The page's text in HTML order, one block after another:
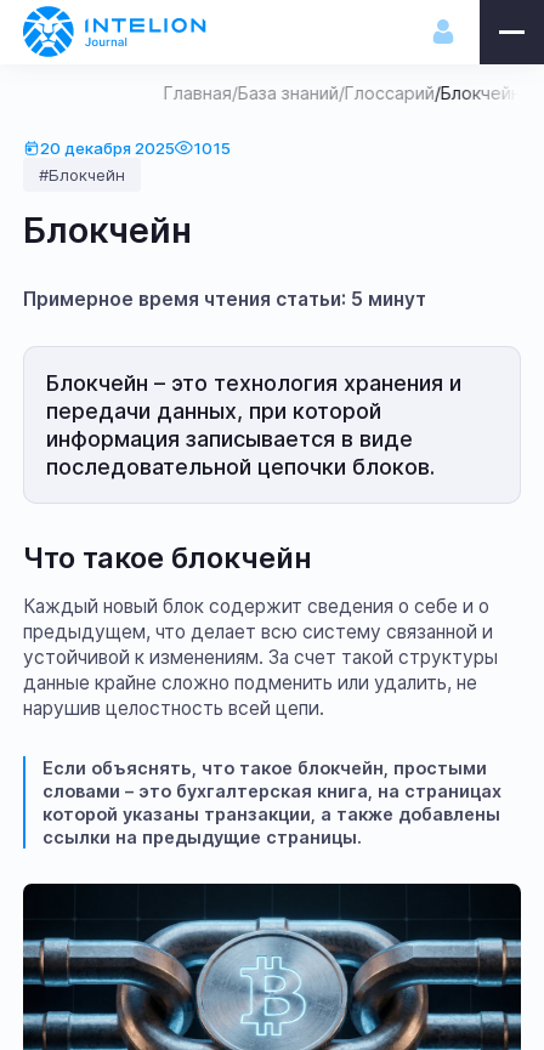
Главная/База знаний/Глоссарий/Блокчейн
20 декабря 2025
1015
#Блокчейн
Блокчейн
Примерное время чтения статьи: 5 минут
Блокчейн – это технология хранения и
передачи данных, при которой
информация записывается в виде
последовательной цепочки блоков.
Что такое блокчейн
Каждый новый блок содержит сведения о себе и о
предыдущем, что делает всю систему связанной и
устойчивой к изменениям. За счет такой структуры
данные крайне сложно подменить или удалить, не
нарушив целостность всей цепи.
Если объяснять, что такое блокчейн, простыми
словами – это бухгалтерская книга, на страницах
которой указаны транзакции, а также добавлены
ссылки на предыдущие страницы.